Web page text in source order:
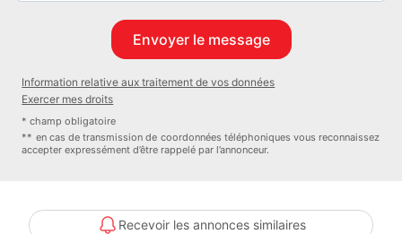
Information relative aux traitement de vos données
Exercer mes droits
* champ obligatoire
** en cas de transmission de coordonnées téléphoniques vous reconnaissez
accepter expressément d’être rappelé par l’annonceur.
Recevoir les annonces similaires